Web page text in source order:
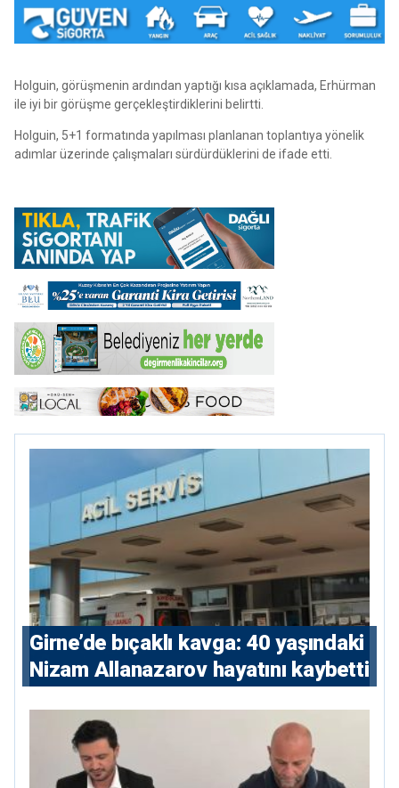
Holguin, görüşmenin ardından yaptığı kısa açıklamada, Erhürman
ile iyi bir görüşme gerçekleştirdiklerini belirtti.
Holguin, 5+1 formatında yapılması planlanan toplantıya yönelik
adımlar üzerinde çalışmaları sürdürdüklerini de ifade etti.
Girne’de bıçaklı kavga: 40 yaşındaki
Nizam Allanazarov hayatını kaybetti